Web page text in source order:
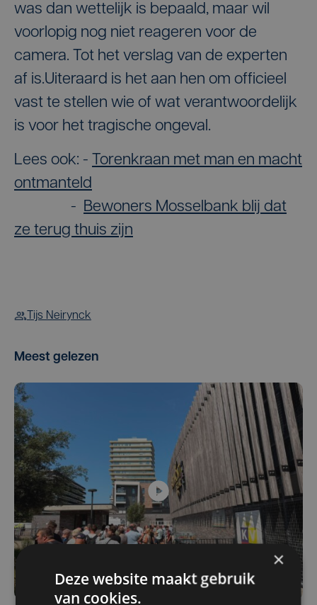
was dan wettelijk is bepaald, maar wil
voorlopig nog niet reageren voor de
camera. Tot het verslag van de experten
af is.Uiteraard is het aan hen om officieel
vast te stellen wie of wat verantwoordelijk
is voor het tragische ongeval.
Lees ook: - Torenkraan met man en macht
ontmanteld
-
Bewoners Mosselbank blij dat
ze terug thuis zijn
Tijs Neirynck
Meest gelezen
×
Deze website maakt gebruik
van cookies.